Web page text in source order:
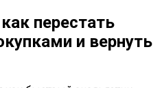
перестать
и вернуть